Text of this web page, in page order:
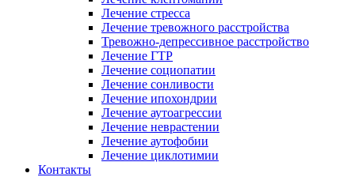
Лечение стресса
Лечение тревожного расстройства
Тревожно-депрессивное расстройство
Лечение ГТР
Лечение социопатии
Лечение сонливости
Лечение ипохондрии
Лечение аутоагрессии
Лечение неврастении
Лечение аутофобии
Лечение циклотимии
Контакты